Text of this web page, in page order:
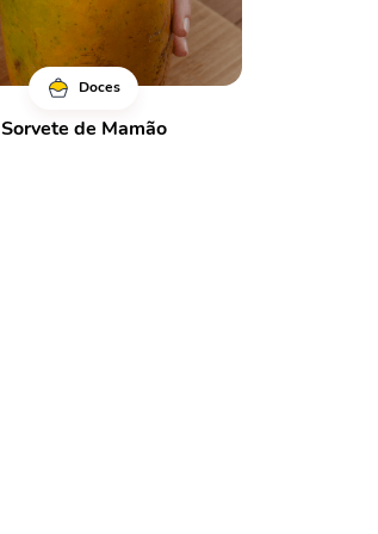
Doces
Sorvete de Mamão